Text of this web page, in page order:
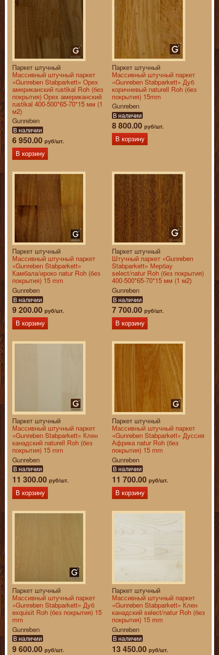
Паркет штучный
Массивный штучный паркет
«Gunreben Stabparkett» Орех
американский rustikal Roh (без
покрытия) Орех американский
rustikal 400-500*65-70*15 мм (1
м2)
Gunreben
В наличии
6 950.00 руб/шт.
В корзину
Паркет штучный
Массивный штучный паркет
«Gunreben Stabparkett» Дуб
коричневый naturell Roh (без
покрытия) 15mm
Gunreben
В наличии
8 800.00 руб/шт.
В корзину
Паркет штучный
Массивный штучный паркет
«Gunreben Stabparkett»
Камбала/ироко natur Roh (без
покрытия) 15 mm
Gunreben
В наличии
9 200.00 руб/шт.
В корзину
Паркет штучный
Штучный паркет «Gunreben
Stabparkett» Мербау
select/natur Roh (без покрытия)
400-500*65-70*15 мм (1 м2)
Gunreben
В наличии
7 700.00 руб/шт.
В корзину
Паркет штучный
Массивный штучный паркет
«Gunreben Stabparkett» Клен
канадский naturell Roh (без
покрытия) 15 mm
Gunreben
В наличии
11 300.00 руб/шт.
В корзину
Паркет штучный
Массивный штучный паркет
«Gunreben Stabparkett» Дуссия
Африка natur Roh (без
покрытия) 15 mm
Gunreben
В наличии
11 700.00 руб/шт.
В корзину
Паркет штучный
Массивный штучный паркет
«Gunreben Stabparkett» Дуб
exquisit Roh (без покрытия) 15
mm
Gunreben
В наличии
9 600.00 руб/шт.
Паркет штучный
Массивный штучный паркет
«Gunreben Stabparkett» Клен
канадский select/natur Roh (без
покрытия) 15 mm
Gunreben
В наличии
13 450.00 руб/шт.